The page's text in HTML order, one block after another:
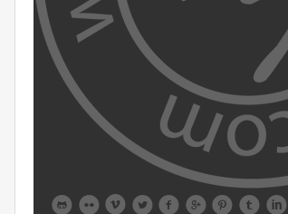
        